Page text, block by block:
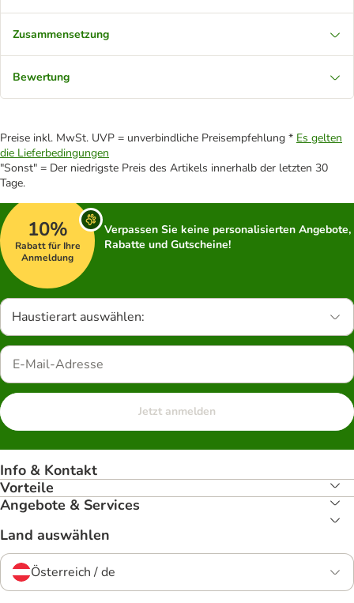
Zusammensetzung
Bewertung
Preise inkl. MwSt. UVP = unverbindliche Preisempfehlung * Es gelten
die Lieferbedingungen
"Sonst" = Der niedrigste Preis des Artikels innerhalb der letzten 30
Tage.
10%
Rabatt für Ihre
Anmeldung
Verpassen Sie keine personalisierten Angebote,
Rabatte und Gutscheine!
Haustierart auswählen:
Jetzt anmelden
Info & Kontakt
Vorteile
Angebote & Services
Land auswählen
Österreich / de